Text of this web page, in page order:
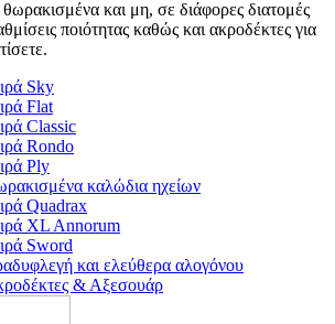
και μη, σε διάφορες διατομές
ποιότητας καθώς και ακροδέκτες για
Sky
Flat
Classic
Rondo
Ply
καλώδια ηχείων
Quadrax
XL Annorum
Sword
και ελεύθερα αλογόνου
& Αξεσουάρ